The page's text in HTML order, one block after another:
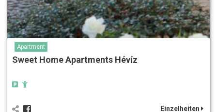
Apartment
Sweet Home Apartments Hévíz
Einzelheiten